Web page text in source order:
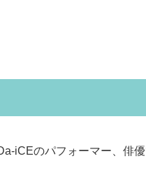
iCEのパフォーマー、俳優